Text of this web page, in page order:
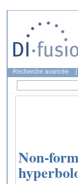
Recherche avancée
Non-